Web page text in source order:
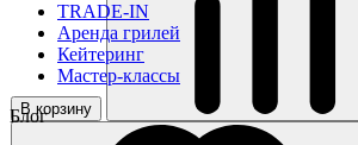
В корзину
TRADE-IN
Аренда грилей
Кейтеринг
Мастер-классы
Блог